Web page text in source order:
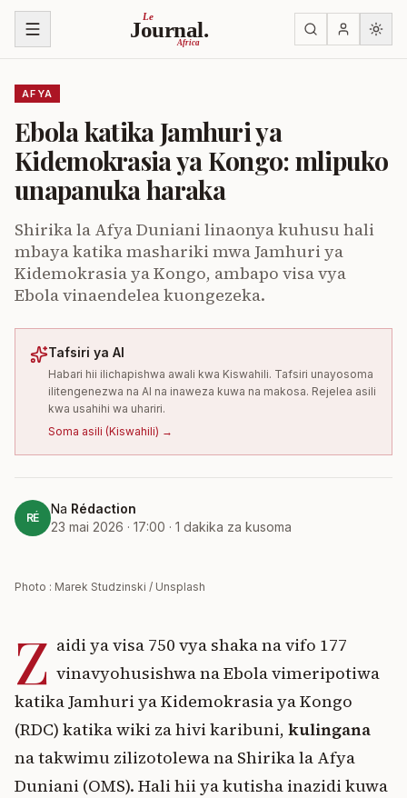
Ruka kwenye yaliyomo
Le
Journal.
Africa
AFYA
Ebola katika Jamhuri ya
Kidemokrasia ya Kongo: mlipuko
unapanuka haraka
Shirika la Afya Duniani linaonya kuhusu hali
mbaya katika mashariki mwa Jamhuri ya
Kidemokrasia ya Kongo, ambapo visa vya
Ebola vinaendelea kuongezeka.
Tafsiri ya AI
Habari hii ilichapishwa awali kwa Kiswahili. Tafsiri unayosoma
ilitengenezwa na AI na inaweza kuwa na makosa. Rejelea asili
kwa usahihi wa uhariri.
Soma asili (Kiswahili) →
RÉ
Na Rédaction
23 mai 2026 · 17:00 · 1 dakika za kusoma
Photo : Marek Studzinski / Unsplash
Z aidi ya visa 750 vya shaka na vifo 177
vinavyohusishwa na Ebola vimeripotiwa
katika Jamhuri ya Kidemokrasia ya Kongo
(RDC) katika wiki za hivi karibuni, kulingana
na takwimu zilizotolewa na Shirika la Afya
Duniani (OMS). Hali hii ya kutisha inazidi kuwa